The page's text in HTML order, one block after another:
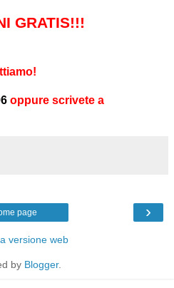
GRATIS!!!
oppure scrivete a
›
page
versione web
by Blogger.